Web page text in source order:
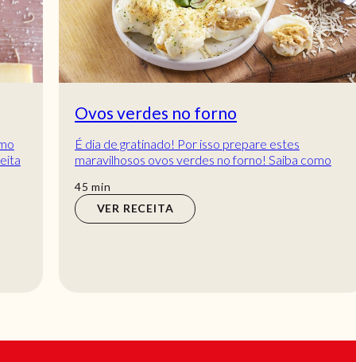
Ovos verdes no forno
É dia de gratinado! Por isso prepare estes
maravilhosos ovos verdes no forno! Saiba como
min
VER RECEITA